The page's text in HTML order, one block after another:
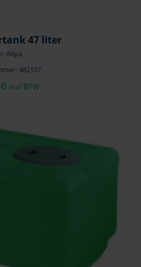
47 liter
Allpa
482107
incl BTW